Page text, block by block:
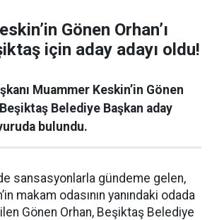
Gönen Orhan’ı
için aday adayı oldu!
Muammer Keskin’in Gönen
Beşiktaş Belediye Başkan aday
bulundu.
sansasyonlarla gündeme gelen,
makam odasının yanındaki odada
Gönen Orhan, Beşiktaş Belediye